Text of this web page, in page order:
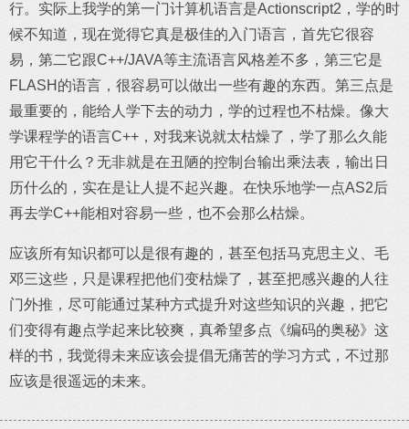
行。实际上我学的第一门计算机语言是Actionscript2，学的时
候不知道，现在觉得它真是极佳的入门语言，首先它很容
易，第二它跟C++/JAVA等主流语言风格差不多，第三它是
FLASH的语言，很容易可以做出一些有趣的东西。第三点是
最重要的，能给人学下去的动力，学的过程也不枯燥。像大
学课程学的语言C++，对我来说就太枯燥了，学了那么久能
用它干什么？无非就是在丑陋的控制台输出乘法表，输出日
历什么的，实在是让人提不起兴趣。在快乐地学一点AS2后
再去学C++能相对容易一些，也不会那么枯燥。
应该所有知识都可以是很有趣的，甚至包括马克思主义、毛
邓三这些，只是课程把他们变枯燥了，甚至把感兴趣的人往
门外推，尽可能通过某种方式提升对这些知识的兴趣，把它
们变得有趣点学起来比较爽，真希望多点《编码的奥秘》这
样的书，我觉得未来应该会提倡无痛苦的学习方式，不过那
应该是很遥远的未来。